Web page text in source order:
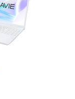
チェック